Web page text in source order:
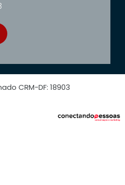
CRM-DF: 18903